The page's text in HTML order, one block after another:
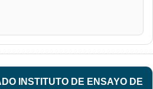
INSTITUTO DE ENSAYO DE